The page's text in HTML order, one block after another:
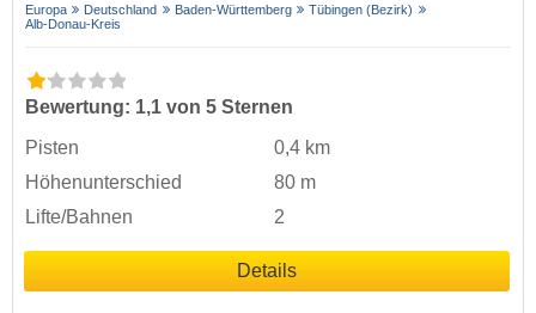
Europa Deutschland Baden-Württemberg
Tübingen (Bezirk)
Alb-Donau-Kreis
Bewertung: 1,1 von 5 Sternen
Pisten
0,4 km
Höhenunterschied
80 m
Lifte/Bahnen
2
Details